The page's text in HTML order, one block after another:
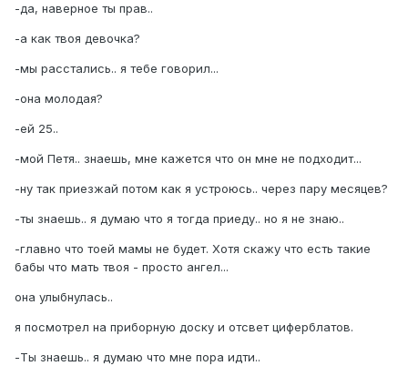
-да, наверное ты прав..
-а как твоя девочка?
-мы расстались.. я тебе говорил...
-она молодая?
-ей 25..
-мой Петя.. знаешь, мне кажется что он мне не подходит...
-ну так приезжай потом как я устроюсь.. через пару месяцев?
-ты знаешь.. я думаю что я тогда приеду.. но я не знаю..
-главно что тоей мамы не будет. Хотя скажу что есть такие
бабы что мать твоя - просто ангел...
она улыбнулась..
я посмотрел на приборную доску и отсвет циферблатов.
-Ты знаешь.. я думаю что мне пора идти..